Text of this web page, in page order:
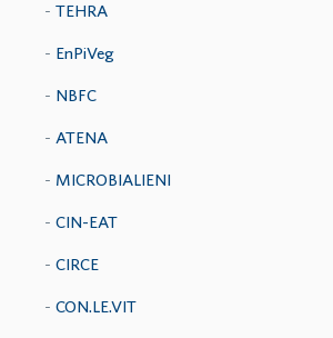
TEHRA
EnPiVeg
NBFC
ATENA
MICROBIALIENI
CIN-EAT
CIRCE
CON.LE.VIT